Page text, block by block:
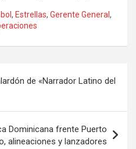
, Estrellas, Gerente General ,
de «Narrador Latino del
Dominicana frente Puerto
alineaciones y lanzadores